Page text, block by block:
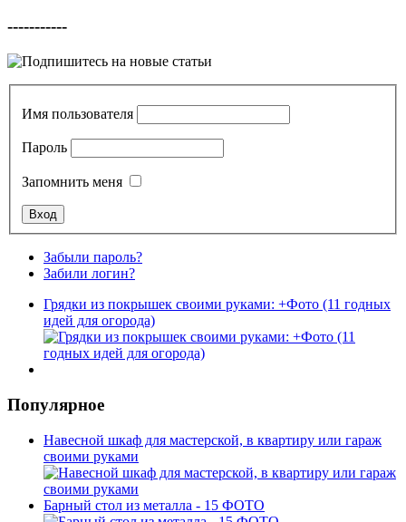
-----------
Имя пользователя
Пароль
Запомнить меня
Забыли пароль?
Забили логин?
Грядки из покрышек своими руками: +Фото (11 годных
идей для огорода)
Популярное
Навесной шкаф для мастерской, в квартиру или гараж
своими руками
Барный стол из металла - 15 ФОТО